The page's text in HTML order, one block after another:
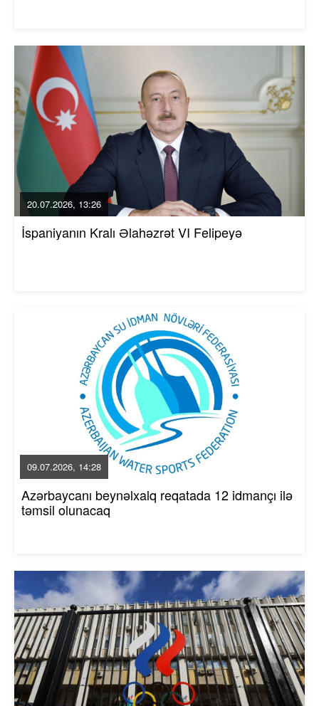
20.07.2026, 13:26
İspaniyanın Kralı Əlahəzrət VI Felipeyə
09.07.2026, 14:28
Azərbaycanı beynəlxalq reqatada 12 idmançı ilə
təmsil olunacaq